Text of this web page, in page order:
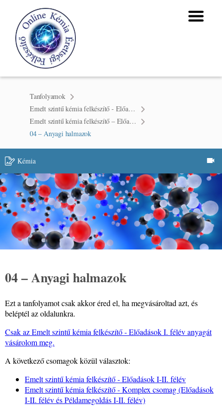
Tanfolyamok
Emelt szintű kémia felkészítő - Előadások I. félév
Emelt szintű kémia felkészítő – Előadások I. félév
04 – Anyagi halmazok
Kémia
04 – Anyagi halmazok
Ezt a tanfolyamot csak akkor éred el, ha megvásároltad azt, és
beléptél az oldalunkra.
Csak az Emelt szintű kémia felkészítő - Előadások I. félév anyagát
vásárolom meg.
A következő csomagok közül választok:
Emelt szintű kémia felkészítő - Előadások I-II. félév
Emelt szintű kémia felkészítő - Komplex csomag (Előadások
I-II. félév és Példamegoldás I-II. félév)